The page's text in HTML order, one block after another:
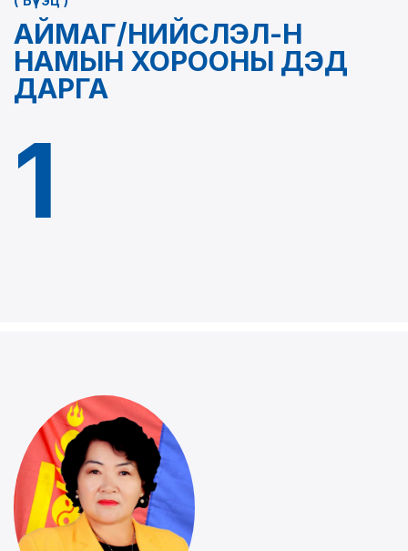
АЙМАГ/НИЙСЛЭЛ-Н
НАМЫН ХОРООНЫ ДЭД
ДАРГА
1